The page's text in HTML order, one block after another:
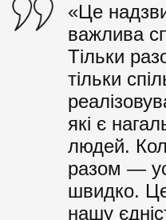
«Це
важлива
Тільки
тільки
які є
людей.
разом —
швидко.
нашу